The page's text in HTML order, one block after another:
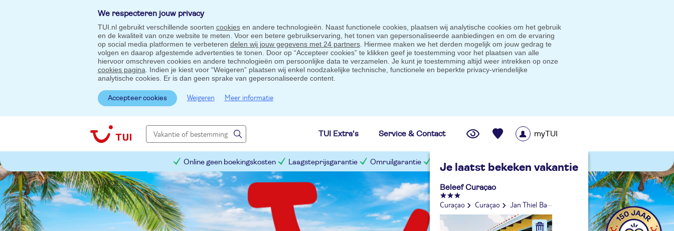
We respecteren jouw privacy
TUI.nl gebruikt verschillende soorten cookiesen andere technologieën. Naast functionele cookies, plaatsen wij analytische cookies om het gebruik
en de kwaliteit van onze website te meten. Voor een betere gebruikservaring, het tonen van gepersonaliseerde aanbiedingen en om de ervaring
op social media platformen te verbeteren delen wij jouw gegevens met 24 partners. Hiermee maken we het derden mogelijk om jouw gedrag te
volgen en daarop afgestemde advertenties te tonen. Door op “Accepteer cookies” te klikken geef je toestemming voor het plaatsen van alle
hiervoor omschreven cookies en andere technologieën om persoonlijke data te verzamelen. Je kunt je toestemming altijd weer intrekken op onze
cookies pagina . Indien je kiest voor “Weigeren” plaatsen wij enkel noodzakelijke technische, functionele en beperkte privacy-vriendelijke
analytische cookies. Er is dan geen sprake van gepersonaliseerde content.
Accepteer cookies Weigeren Meer informatie
TUI Extra's Service & Contact
Je laatst bekeken vakantie
Beleef Curaçao
Curaçao Curaçao Jan Thiel Baai
myTUI
Online geen boekingskosten Laagsteprijsgarantie Omruilgarantie Slimme prijsgarantie